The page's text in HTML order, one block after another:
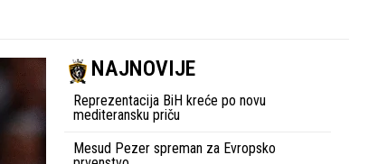
NAJNOVIJE
Reprezentacija BiH kreće po novu
mediteransku priču
Mesud Pezer spreman za Evropsko